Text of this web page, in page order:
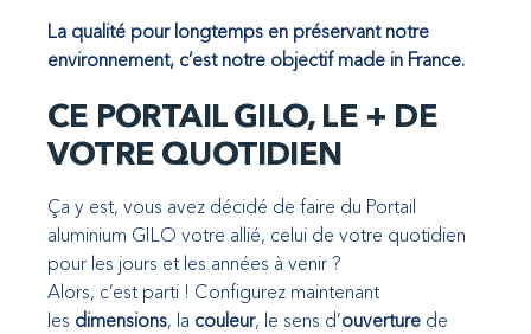
La qualité pour longtemps en préservant notre
environnement, c’est notre objectif made in France.
CE PORTAIL GILO, LE + DE
VOTRE QUOTIDIEN
Ça y est, vous avez décidé de faire du Portail
aluminium GILO votre allié, celui de votre quotidien
pour les jours et les années à venir ?
Alors, c’est parti ! Configurez maintenant
les dimensions, la couleur, le sens d’ouverture de